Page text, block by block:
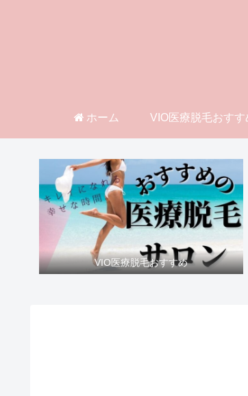
ホーム VIO医療脱毛おすす
VIO医療脱毛おすすめ